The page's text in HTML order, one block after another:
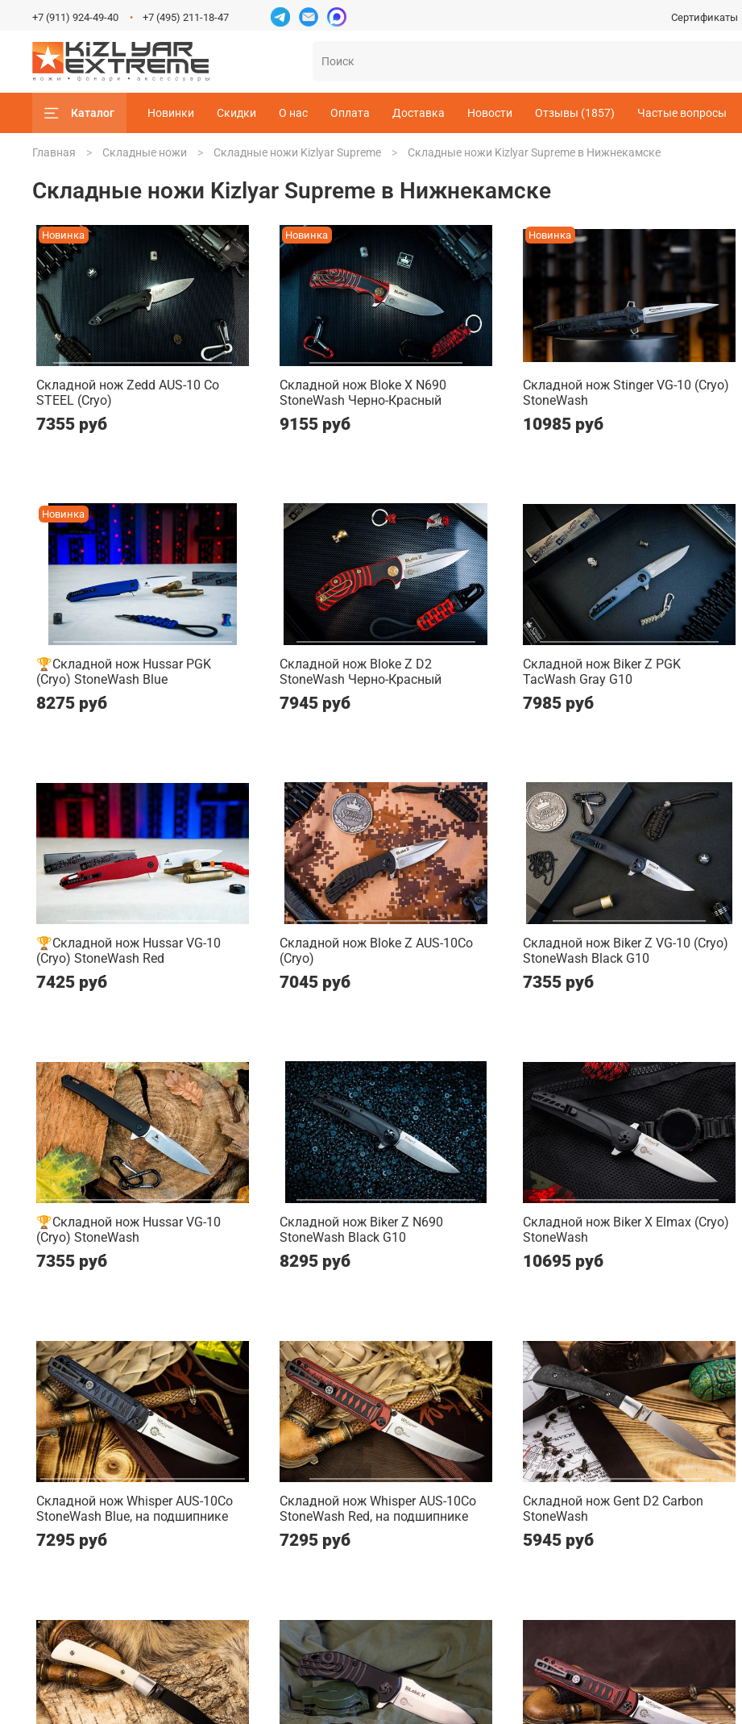
Сертификаты
+7 (911) 924-49-40 +7 (495) 211-18-47
Каталог Новинки Скидки О нас Оплата Доставка Новости Отзывы (1857) Частые вопросы
Главная Складные ножи Складные ножи Kizlyar Supreme Складные ножи Kizlyar Supreme в Нижнекамске
Складные ножи Kizlyar Supreme в Нижнекамске
Новинка
Складной нож Zedd AUS-10 Co
STEEL (Cryo)
7355 руб
Новинка
Складной нож Bloke X N690
StoneWash Черно-Красный
9155 руб
Новинка
Складной нож Stinger VG-10 (Cryo)
StoneWash
10985 руб
Новинка
🏆Складной нож Hussar PGK
(Cryo) StoneWash Blue
8275 руб
Складной нож Bloke Z D2
StoneWash Черно-Красный
7945 руб
Складной нож Biker Z PGK
TacWash Gray G10
7985 руб
🏆Складной нож Hussar VG-10
(Cryo) StoneWash Red
7425 руб
Складной нож Bloke Z AUS-10Co
(Cryo)
7045 руб
Складной нож Biker Z VG-10 (Cryo)
StoneWash Black G10
7355 руб
🏆Складной нож Hussar VG-10
(Cryo) StoneWash
7355 руб
Складной нож Biker Z N690
StoneWash Black G10
8295 руб
Складной нож Biker X Elmax (Cryo)
StoneWash
10695 руб
Складной нож Whisper AUS-10Co
StoneWash Blue, на подшипнике
7295 руб
Складной нож Whisper AUS-10Co
StoneWash Red, на подшипнике
7295 руб
Складной нож Gent D2 Carbon
StoneWash
5945 руб